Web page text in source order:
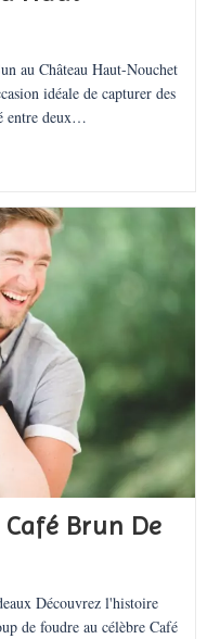
au Château Haut-Nouchet
idéale de capturer des
entre deux…
Brun De
Découvrez l'histoire
de foudre au célèbre Café